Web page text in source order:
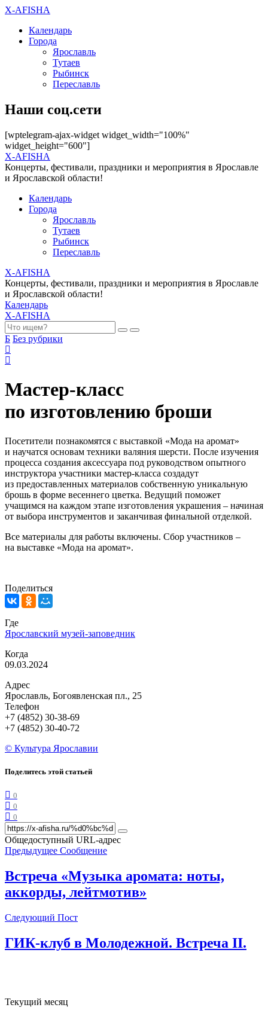
X-AFISHA
Календарь
Города
Ярославль
Тутаев
Рыбинск
Переславль
Наши соц.сети
[wptelegram-ajax-widget widget_width="100%"
widget_height="600"]
X-AFISHA
Концерты, фестивали, праздники и мероприятия в Ярославле
и Ярославской области!
Календарь
Города
Ярославль
Тутаев
Рыбинск
Переславль
X-AFISHA
Концерты, фестивали, праздники и мероприятия в Ярославле
и Ярославской области!
Календарь
X-AFISHA
Б Без рубрики
Мастер-класс
по изготовлению броши
Посетители познакомятся с выставкой «Мода на аромат»
и научатся основам техники валяния шерсти. После изучения
процесса создания аксессуара под руководством опытного
инструктора участники мастер-класса создадут
из предоставленных материалов собственную уникальную
брошь в форме весеннего цветка. Ведущий поможет
учащимся на каждом этапе изготовления украшения – начиная
от выбора инструментов и заканчивая финальной отделкой.
Все материалы для работы включены. Сбор участников –
на выставке «Мода на аромат».
Поделиться
Где
Ярославский музей-заповедник
Когда
09.03.2024
Адрес
Ярославль, Богоявленская пл., 25
Телефон
+7 (4852) 30-38-69
+7 (4852) 30-40-72
© Культура Ярославии
Поделитесь этой статьей
0
0
0
Общедоступный URL-адрес
Предыдущее Сообщение
Встреча «Музыка аромата: ноты,
аккорды, лейтмотив»
Следующий Пост
ГИК-клуб в Молодежной. Встреча II.
Текущий месяц